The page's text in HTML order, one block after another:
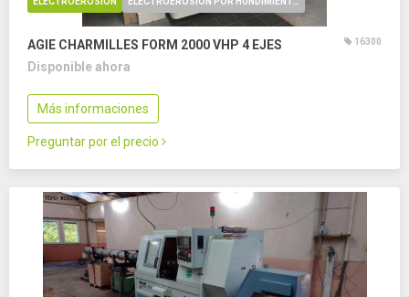
AGIE CHARMILLES FORM 2000 VHP 4 EJES 16300
Disponible ahora
Más informaciones
Preguntar por el precio